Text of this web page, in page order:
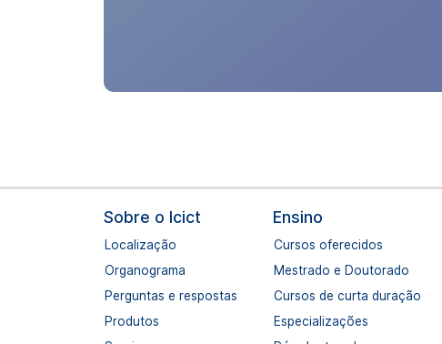
Navegação principal
Sobre o Icict
Localização
Organograma
Perguntas e respostas
Produtos
Ensino
Cursos oferecidos
Mestrado e Doutorado
Cursos de curta duração
Especializações